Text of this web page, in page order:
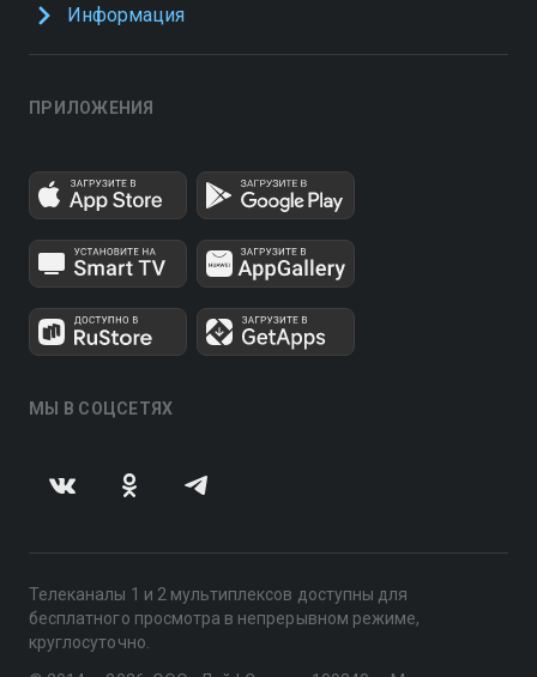
Информация
ПРИЛОЖЕНИЯ
МЫ В СОЦСЕТЯХ
Телеканалы 1 и 2 мультиплексов доступны для
бесплатного просмотра в непрерывном режиме,
круглосуточно.